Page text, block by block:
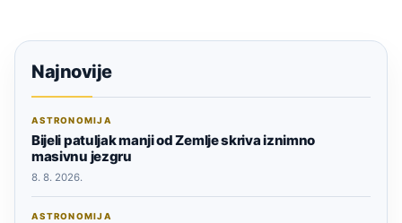
Najnovije
ASTRONOMIJA
Bijeli patuljak manji od Zemlje skriva iznimno
masivnu jezgru
8. 8. 2026.
ASTRONOMIJA